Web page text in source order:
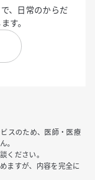
、日常のからだ
す。
スのため、医師・医療
。
ください。
ますが、内容を完全に